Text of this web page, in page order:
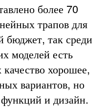
более 70
трапов для
бюджет, так среди
моделей есть
хорошее,
вариантов, но
и дизайн.